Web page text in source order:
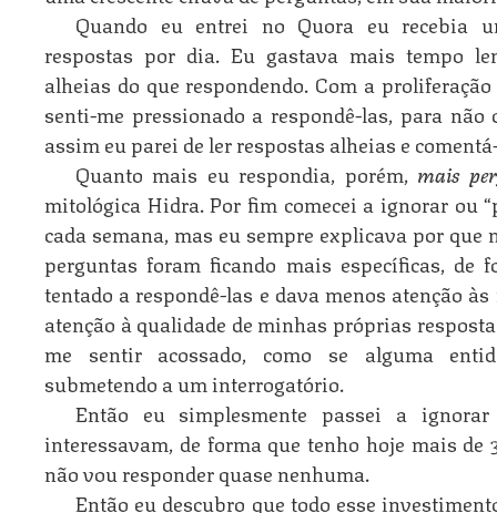
Quando eu entrei no Quora eu recebia
respostas por dia. Eu gastava mais tempo
alheias do que respondendo. Com a
senti-me pressionado a respondê-las, para não
assim eu parei de ler respostas alheias e
Quanto mais eu respondia, porém, mais
mitológica Hidra. Por fim comecei a ignorar ou
cada semana, mas eu sempre explicava por que
perguntas foram ficando mais específicas, de
tentado a respondê-las e dava menos atenção
atenção à qualidade de minhas próprias
me sentir acossado, como se alguma
submetendo a um interrogatório.
Então eu simplesmente passei a
interessavam, de forma que tenho hoje mais de
não vou responder quase nenhuma.
Então eu descubro que todo esse